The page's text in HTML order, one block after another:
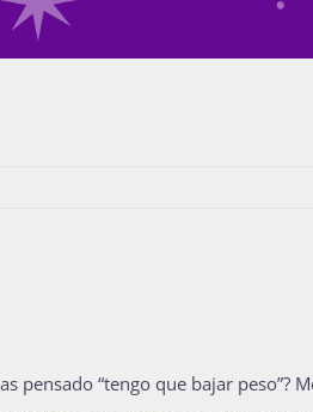
pensado “tengo que bajar peso”?